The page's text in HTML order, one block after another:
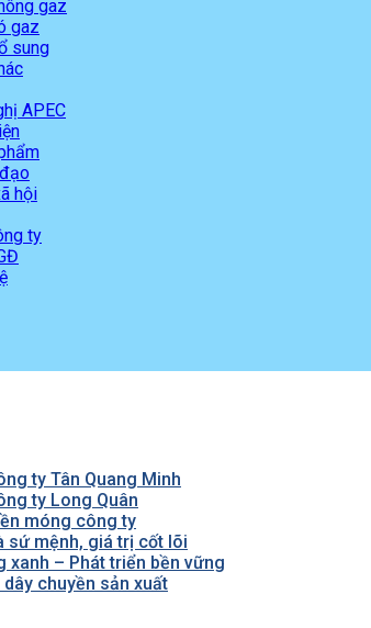
gaz
gaz
sung
APEC
hội
ty
ty Tân Quang Minh
ty Long Quân
móng công ty
sứ mệnh, giá trị cốt lõi
xanh – Phát triển bền vững
dây chuyền sản xuất